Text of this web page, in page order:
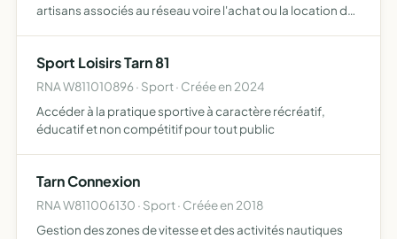
artisans associés au réseau voire l'achat ou la location de
Sport Loisirs Tarn 81
RNA W811010896 · Sport · Créée en 2024
Accéder à la pratique sportive à caractère récréatif,
éducatif et non compétitif pour tout public
Tarn Connexion
RNA W811006130 · Sport · Créée en 2018
Gestion des zones de vitesse et des activités nautiques